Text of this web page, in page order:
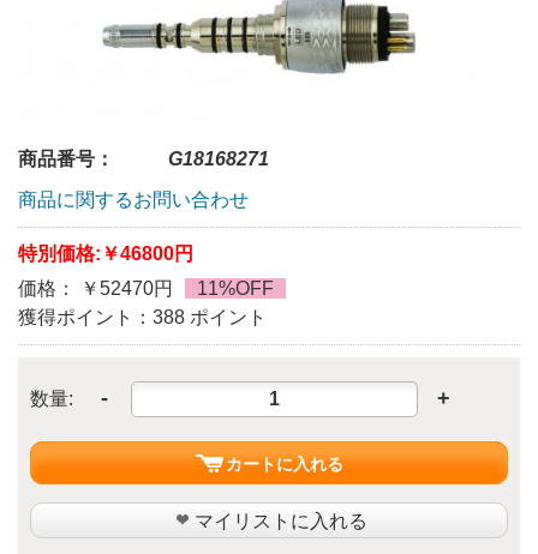
商品番号：
G18168271
商品に関するお問い合わせ
特別価格: ￥46800円
価格： ￥52470円
11%OFF
獲得ポイント：388 ポイント
数量: - +
カートに入れる
マイリストに入れる